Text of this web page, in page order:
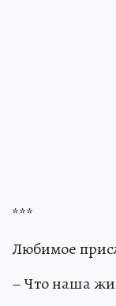
***
Любимое
– Что наша